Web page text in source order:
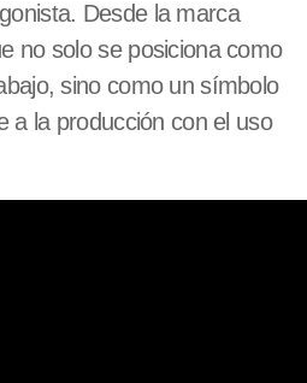
Desde la marca
no solo se posiciona como
sino como un símbolo
a la producción con el uso